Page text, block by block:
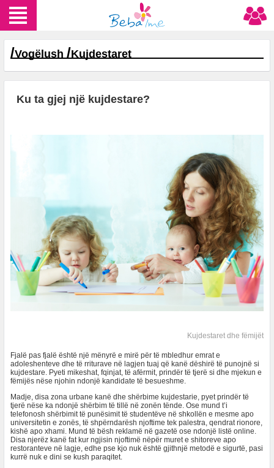
/Vogëlush /Kujdestaret
Ku ta gjej një kujdestare?
Kujdestaret dhe fëmijët
Fjalë pas fjalë është një mënyrë e mirë për të mbledhur emrat e
adoleshenteve dhe të rriturave në lagjen tuaj që kanë dëshirë të punojnë si
kujdestare. Pyeti mikeshat, fqinjat, të afërmit, prindër të tjerë si dhe mjekun e
fëmijës nëse njohin ndonjë kandidate të besueshme.
Madje, disa zona urbane kanë dhe shërbime kujdestarie, pyet prindër të
tjerë nëse ka ndonjë shërbim të tillë në zonën tënde. Ose mund t’i
telefonosh shërbimit të punësimit të studentëve në shkollën e mesme apo
universitetin e zonës, të shpërndarësh njoftime tek palestra, qendrat rionore,
kishë apo xhami. Mund të bësh reklamë në gazetë ose ndonjë listë online.
Disa njerëz kanë fat kur ngjisin njoftimë nëpër muret e shitoreve apo
restoranteve në lagje, edhe pse kjo nuk është gjithnjë metodë e sigurtë, pasi
kurrë nuk e dini se kush paraqitet.